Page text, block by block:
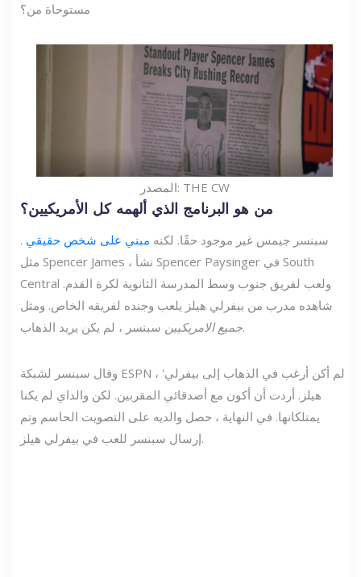
مستوحاة من؟
المصدر: THE CW
من هو البرنامج الذي ألهمه كل الأمريكيين؟
سبنسر جيمس غير موجود حقًا. لكنه مبني على شخص حقيقي .
مثل Spencer James ، نشأ Spencer Paysinger في South
Central ولعب لفريق جنوب وسط المدرسة الثانوية لكرة القدم.
شاهده مدرب من بيفرلي هيلز يلعب وجنده لفريقه الخاص. ومثل
جميع الامريكيينسبنسر ، لم يكن يريد الذهاب.
وقال سبنسر لشبكة ESPN ، 'لم أكن أرغب في الذهاب إلى بيفرلي
هيلز. أردت أن أكون مع أصدقائي المقربين. لكن والداي لم يكنا
يمتلكانها. في النهاية ، حصل والديه على التصويت الحاسم وتم
إرسال سبنسر للعب في بيفرلي هيلز.